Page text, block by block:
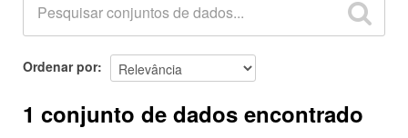
Grupos
Sobre
Ordenar por
1 conjunto de dados encontrado